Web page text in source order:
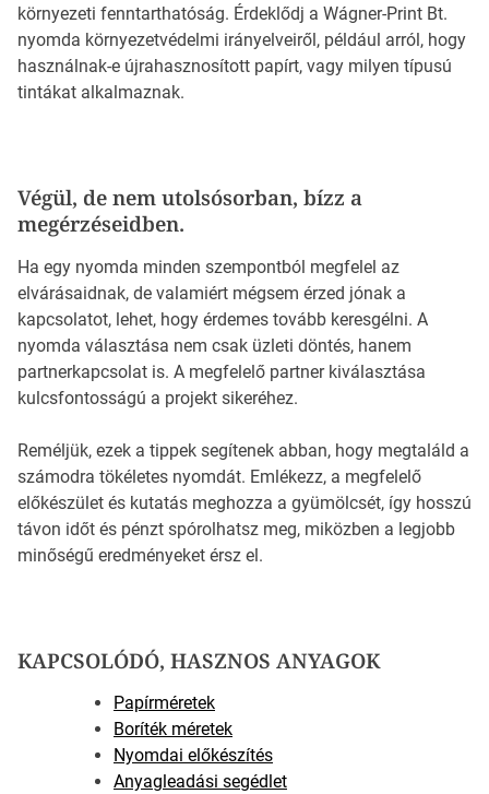
környezeti fenntarthatóság. Érdeklődj a Wágner-Print Bt.
nyomda környezetvédelmi irányelveiről, például arról, hogy
használnak-e újrahasznosított papírt, vagy milyen típusú
tintákat alkalmaznak.
Végül, de nem utolsósorban, bízz a
megérzéseidben.
Ha egy nyomda minden szempontból megfelel az
elvárásaidnak, de valamiért mégsem érzed jónak a
kapcsolatot, lehet, hogy érdemes tovább keresgélni. A
nyomda választása nem csak üzleti döntés, hanem
partnerkapcsolat is. A megfelelő partner kiválasztása
kulcsfontosságú a projekt sikeréhez.
Reméljük, ezek a tippek segítenek abban, hogy megtaláld a
számodra tökéletes nyomdát. Emlékezz, a megfelelő
előkészület és kutatás meghozza a gyümölcsét, így hosszú
távon időt és pénzt spórolhatsz meg, miközben a legjobb
minőségű eredményeket érsz el.
KAPCSOLÓDÓ, HASZNOS ANYAGOK
Papírméretek
Boríték méretek
Nyomdai előkészítés
Anyagleadási segédlet